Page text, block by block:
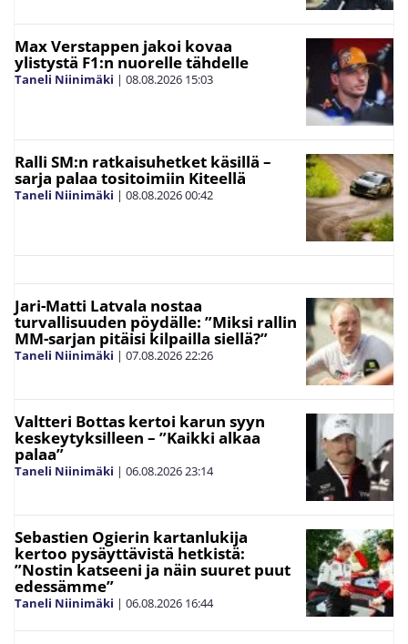
Max Verstappen jakoi kovaa
ylistystä F1:n nuorelle tähdelle
Taneli Niinimäki | 08.08.2026 15:03
Ralli SM:n ratkaisuhetket käsillä –
sarja palaa tositoimiin Kiteellä
Taneli Niinimäki | 08.08.202600:42
Jari-Matti Latvala nostaa
turvallisuuden pöydälle: ”Miksi rallin
MM-sarjan pitäisi kilpailla siellä?”
Taneli Niinimäki | 07.08.202622:26
Valtteri Bottas kertoi karun syyn
keskeytyksilleen – ”Kaikki alkaa
palaa”
Taneli Niinimäki | 06.08.202623:14
Sebastien Ogierin kartanlukija
kertoo pysäyttävistä hetkistä:
”Nostin katseeni ja näin suuret puut
edessämme”
Taneli Niinimäki | 06.08.2026 16:44